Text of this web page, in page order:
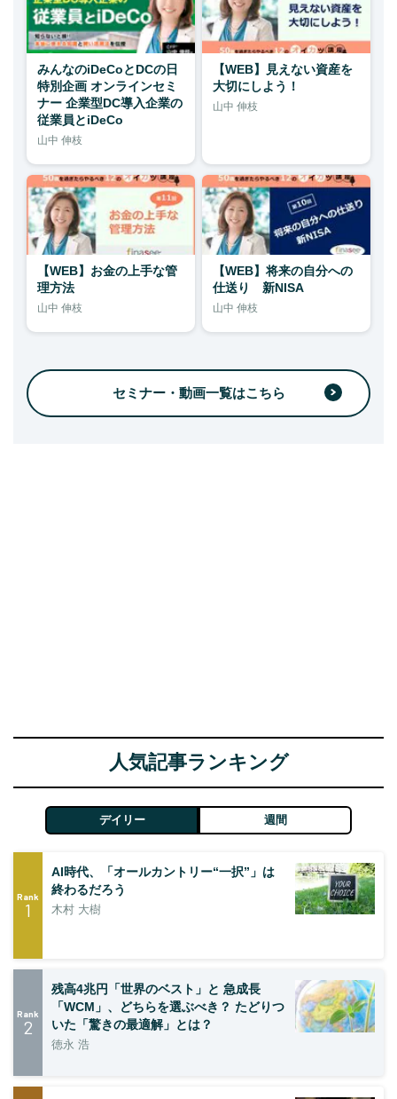
みんなのiDeCoとDCの日
特別企画 オンラインセミ
ナー 企業型DC導入企業の
従業員とiDeCo
山中 伸枝
【WEB】見えない資産を
大切にしよう！
山中 伸枝
【WEB】お金の上手な管
理方法
山中 伸枝
【WEB】将来の自分への
仕送り 新NISA
山中 伸枝
セミナー・動画一覧はこちら
人気記事ランキング
デイリー 週間
Rank
1
AI時代、「オールカントリー“一択”」は
終わるだろう
木村 大樹
Rank
2
残高4兆円「世界のベスト」と 急成長
「WCM」、どちらを選ぶべき？ たどりつ
いた「驚きの最適解」とは？
徳永 浩